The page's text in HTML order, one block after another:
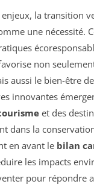
la transition
une nécessité.
non
aussi le bien-être
innovantes
et des
dans la
en avant le bilan
les impacts
pour répondre